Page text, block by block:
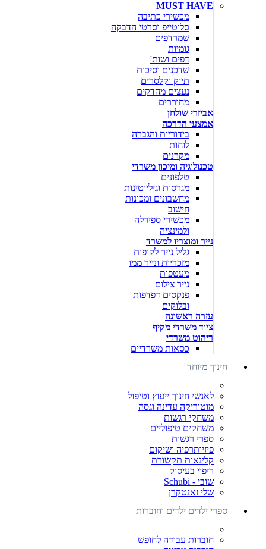
MUST HAVE
מכשירי כתיבה
סלוטייפ וסרטי הדבקה
שמרדפים
גומיות
דפים ושות'
שדכנים וסיכות
תיוק וקלסרים
נעצים מהדקים
מחוררים
אביזרי שולחן
אמצעי הדרכה
בידוריות והגברה
לוחות
מקרנים
טכנולוגיה ומיכון משרדי
טלפונים
מגרסות וגיליוטינות
מחשבונים ומכונות
חישוב
מכשירי ספירלה
ולמינציה
נייר ומוצריו למשרד
גליל נייר לקופות
מזכריות ונייר ממו
מעטפות
נייר צילום
פנקסים דפדפות
ובלוקים
עזרה ראשונה
ציוד משרדי מקיף
ריהוט משרדי
כסאות משרדיים
חינוך מיוחד
לאנשי חינוך ייעוץ וטיפול
מוטוריקה עדינה וגסה
משחקי רגשות
משחקים טיפוליים
ספרי רגשות
פיזיותרפיה ושיקום
קלינאות תקשורת
ריפוי בעיסוק
שובי - Schubi
שלי זאנטקרן
ספרי ילדים ילדים וחוברות
חוברות עבודה לחופש